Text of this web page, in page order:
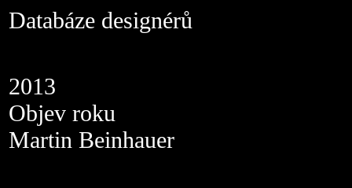
Databáze designérů
2013
Objev roku
Martin Beinhauer